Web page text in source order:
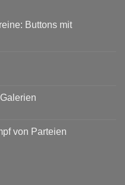
Buttons mit
von Parteien